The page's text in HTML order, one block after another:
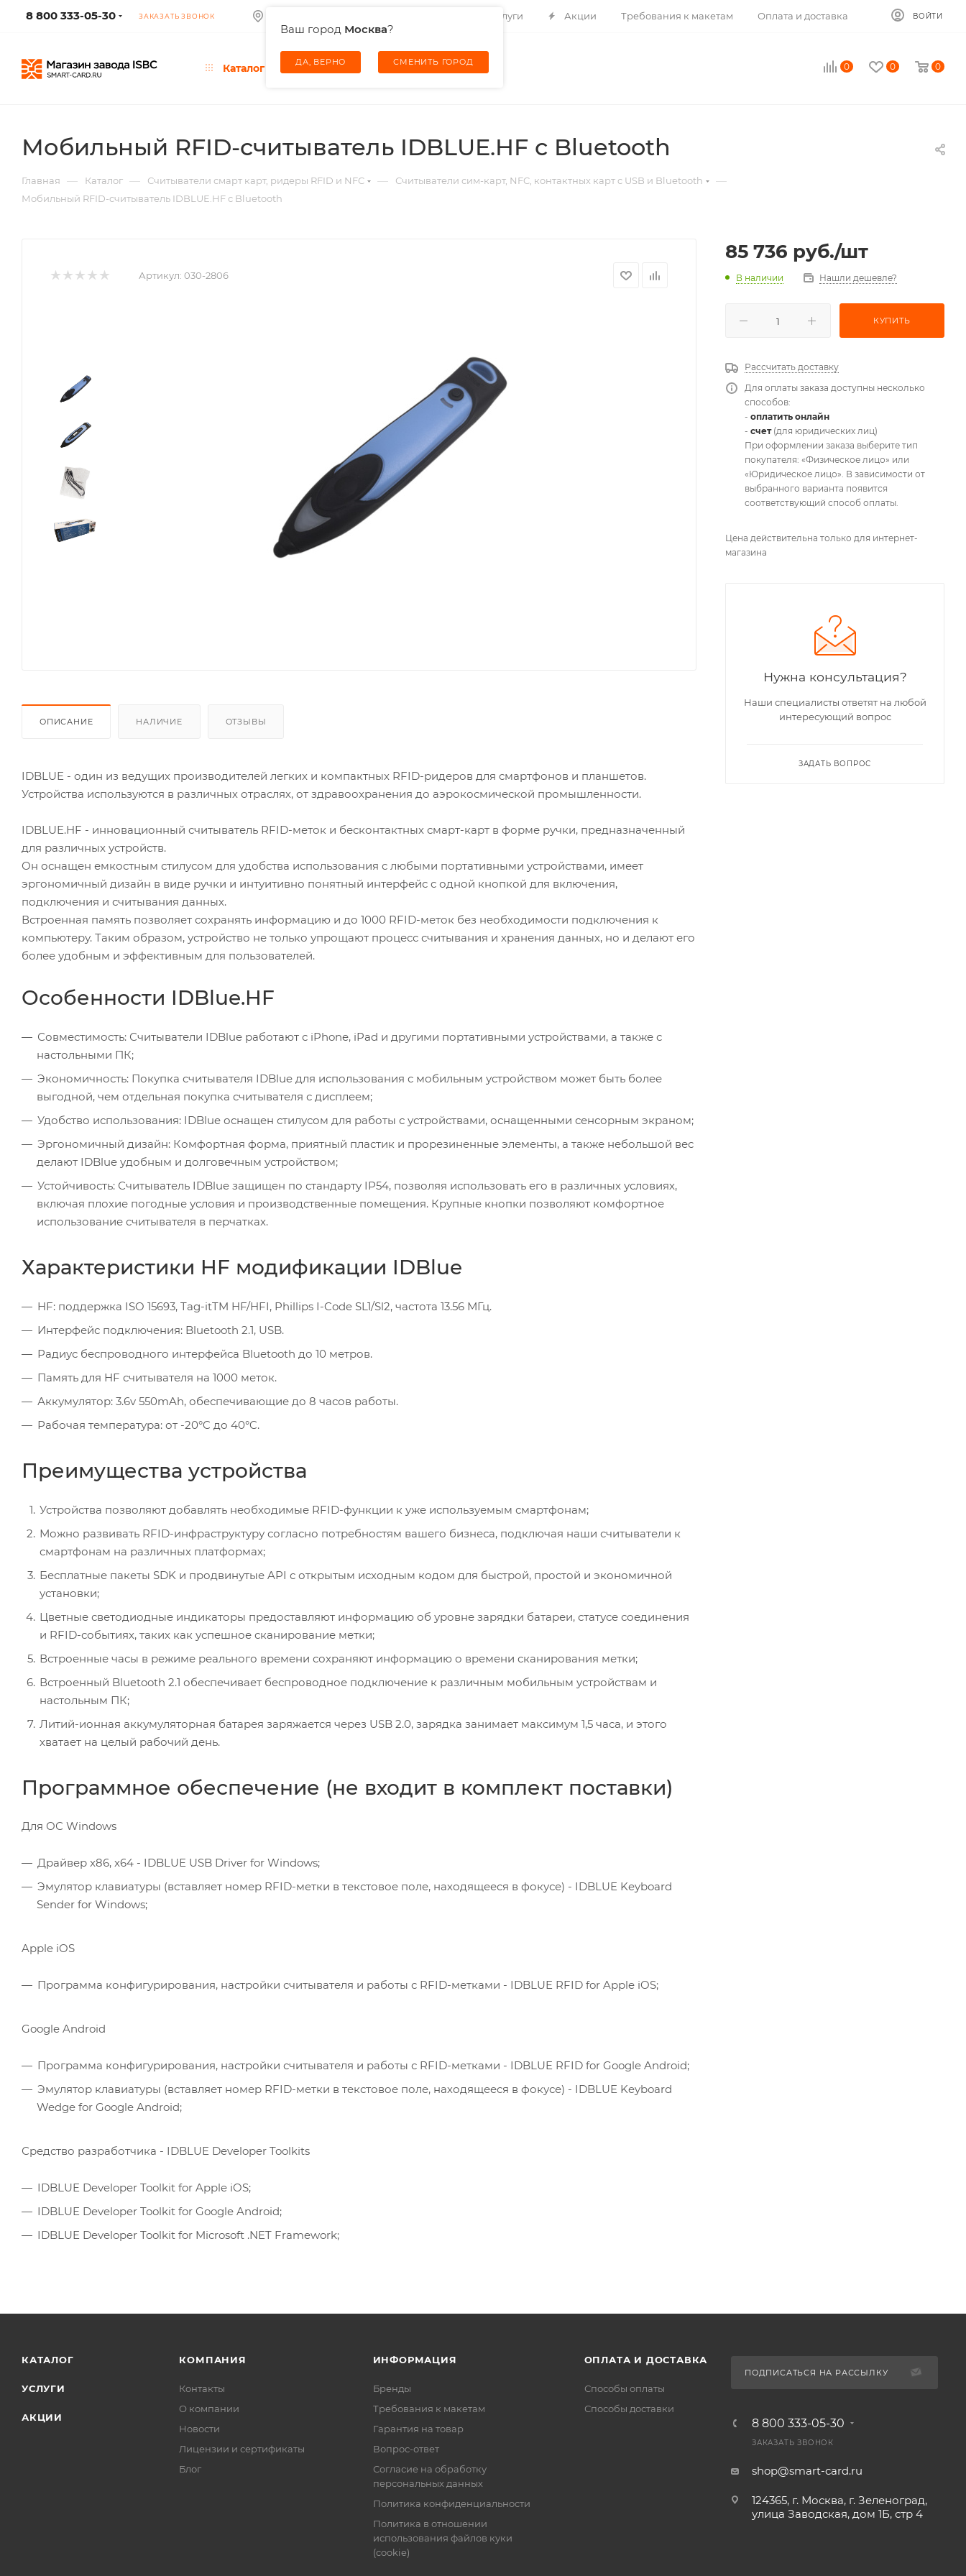
8 800 333-05-30 ЗАКАЗАТЬ ЗВОНОК
Ваш город Москва?
ДА, ВЕРНО СМЕНИТЬ ГОРОД
Услуги Акции Требования к макетам Оплата и доставка ВОЙТИ
Каталог 0 0 0
Мобильный RFID-cчитыватель IDBLUE.HF с Bluetooth
Главная — Каталог — Считыватели смарт карт, ридеры RFID и NFC — Считыватели сим-карт, NFC, контактных карт c USB и Bluetooth —
Мобильный RFID-cчитыватель IDBLUE.HF с Bluetooth
Артикул: 030-2806
ОПИСАНИЕ НАЛИЧИЕ ОТЗЫВЫ
IDBLUE - один из ведущих производителей легких и компактных RFID-ридеров для смартфонов и планшетов.
Устройства используются в различных отраслях, от здравоохранения до аэрокосмической промышленности.
IDBLUE.HF - инновационный считыватель RFID-меток и бесконтактных смарт-карт в форме ручки, предназначенный
для различных устройств.
Он оснащен емкостным стилусом для удобства использования с любыми портативными устройствами, имеет
эргономичный дизайн в виде ручки и интуитивно понятный интерфейс с одной кнопкой для включения,
подключения и считывания данных.
Встроенная память позволяет сохранять информацию и до 1000 RFID-меток без необходимости подключения к
компьютеру. Таким образом, устройство не только упрощают процесс считывания и хранения данных, но и делают его
более удобным и эффективным для пользователей.
Особенности IDBlue.HF
Совместимость: Считыватели IDBlue работают с iPhone, iPad и другими портативными устройствами, а также с
настольными ПК;
Экономичность: Покупка считывателя IDBlue для использования с мобильным устройством может быть более
выгодной, чем отдельная покупка считывателя с дисплеем;
Удобство использования: IDBlue оснащен стилусом для работы с устройствами, оснащенными сенсорным экраном;
Эргономичный дизайн: Комфортная форма, приятный пластик и прорезиненные элементы, а также небольшой вес
делают IDBlue удобным и долговечным устройством;
Устойчивость: Считыватель IDBlue защищен по стандарту IP54, позволяя использовать его в различных условиях,
включая плохие погодные условия и производственные помещения. Крупные кнопки позволяют комфортное
использование считывателя в перчатках.
Характеристики HF модификации IDBlue
HF: поддержка ISO 15693, Tag-itTM HF/HFI, Phillips I-Code SL1/Sl2, частота 13.56 МГц.
Интерфейс подключения: Bluetooth 2.1, USB.
Радиус беспроводного интерфейса Bluetooth до 10 метров.
Память для HF считывателя на 1000 меток.
Аккумулятор: 3.6v 550mAh, обеспечивающие до 8 часов работы.
Рабочая температура: от -20°C до 40°C.
Преимущества устройства
Устройства позволяют добавлять необходимые RFID-функции к уже используемым смартфонам;
Можно развивать RFID-инфраструктуру согласно потребностям вашего бизнеса, подключая наши считыватели к
смартфонам на различных платформах;
Бесплатные пакеты SDK и продвинутые API с открытым исходным кодом для быстрой, простой и экономичной
установки;
Цветные светодиодные индикаторы предоставляют информацию об уровне зарядки батареи, статусе соединения
и RFID-событиях, таких как успешное сканирование метки;
Встроенные часы в режиме реального времени сохраняют информацию о времени сканирования метки;
Встроенный Bluetooth 2.1 обеспечивает беспроводное подключение к различным мобильным устройствам и
настольным ПК;
Литий-ионная аккумуляторная батарея заряжается через USB 2.0, зарядка занимает максимум 1,5 часа, и этого
хватает на целый рабочий день.
Программное обеспечение (не входит в комплект поставки)
Для ОС Windows
Драйвер x86, x64 - IDBLUE USB Driver for Windows;
Эмулятор клавиатуры (вставляет номер RFID-метки в текстовое поле, находящееся в фокусе) - IDBLUE Keyboard
Sender for Windows;
Apple iOS
Программа конфигурирования, настройки считывателя и работы с RFID-метками - IDBLUE RFID for Apple iOS;
Google Android
Программа конфигурирования, настройки считывателя и работы с RFID-метками - IDBLUE RFID for Google Android;
Эмулятор клавиатуры (вставляет номер RFID-метки в текстовое поле, находящееся в фокусе) - IDBLUE Keyboard
Wedge for Google Android;
Средство разработчика - IDBLUE Developer Toolkits
IDBLUE Developer Toolkit for Apple iOS;
IDBLUE Developer Toolkit for Google Android;
IDBLUE Developer Toolkit for Microsoft .NET Framework;
85 736 руб./шт
В наличии Нашли дешевле?
КУПИТЬ
Рассчитать доставку
Для оплаты заказа доступны несколько
способов:
- оплатить онлайн
- счет(для юридических лиц)
При оформлении заказа выберите тип
покупателя: «Физическое лицо» или
«Юридическое лицо». В зависимости от
выбранного варианта появится
соответствующий способ оплаты.
Цена действительна только для интернет-
магазина
Нужна консультация?
Наши специалисты ответят на любой
интересующий вопрос
ЗАДАТЬ ВОПРОС
КАТАЛОГ
УСЛУГИ
АКЦИИ
КОМПАНИЯ
Контакты
О компании
Новости
Лицензии и сертификаты
Блог
ИНФОРМАЦИЯ
Бренды
Требования к макетам
Гарантия на товар
Вопрос-ответ
Согласие на обработку
персональных данных
Политика конфиденциальности
Политика в отношении
использования файлов куки
(cookie)
ОПЛАТА И ДОСТАВКА
Способы оплаты
Способы доставки
ПОДПИСАТЬСЯ НА РАССЫЛКУ
8 800 333-05-30
ЗАКАЗАТЬ ЗВОНОК
shop@smart-card.ru
124365, г. Москва, г. Зеленоград,
улица Заводская, дом 1Б, стр 4